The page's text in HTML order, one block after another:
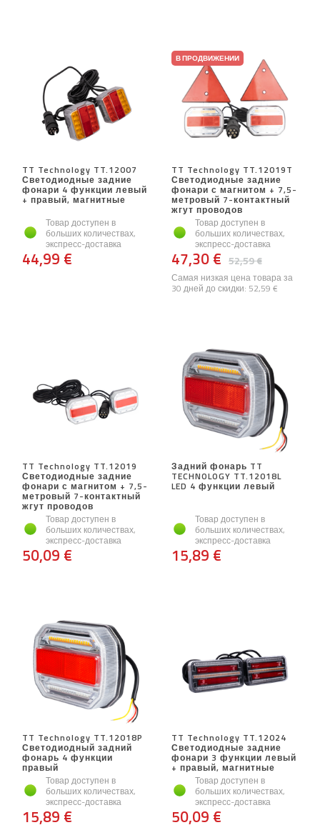
TT Technology TT.12007
Светодиодные задние
фонари 4 функции левый
+ правый, магнитные
Товар доступен в
больших количествах,
экспресс-доставка
44,99 €
В ПРОДВИЖЕНИИ
TT Technology TT.12019T
Светодиодные задние
фонари с магнитом + 7,5-
метровый 7-контактный
жгут проводов
Товар доступен в
больших количествах,
экспресс-доставка
52,59 €
47,30 €
Самая низкая цена товара за
30 дней до скидки: 52,59 €
TT Technology TT.12019
Светодиодные задние
фонари с магнитом + 7,5-
метровый 7-контактный
жгут проводов
Товар доступен в
больших количествах,
экспресс-доставка
50,09 €
Задний фонарь TT
TECHNOLOGY TT.12018L
LED 4 функции левый
Товар доступен в
больших количествах,
экспресс-доставка
15,89 €
TT Technology TT.12018P
Светодиодный задний
фонарь 4 функции
правый
Товар доступен в
больших количествах,
экспресс-доставка
15,89 €
TT Technology TT.12024
Светодиодные задние
фонари 3 функции левый
+ правый, магнитные
Товар доступен в
больших количествах,
экспресс-доставка
50,09 €